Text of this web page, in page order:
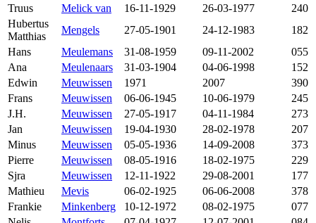
Truus
Melick van 16-11-1929 26-03-1977
240
Hubertus
Matthias
Mengels 27-05-1901 24-12-1983
182
Hans
Meulemans 31-08-1959 09-11-2002
055
Ana
Meulenaars 31-03-1904 04-06-1998
152
Edwin
Meuwissen 1971 2007
390
Frans
Meuwissen 06-06-1945 10-06-1979
245
J.H.
Meuwissen 27-05-1917 04-11-1984
273
Jan
Meuwissen 19-04-1930 28-02-1978
207
Minus
Meuwissen 05-05-1936 14-09-2008
373
Pierre
Meuwissen 08-05-1916 18-02-1975
229
Sjra
Meuwissen 12-11-1922 29-08-2001
177
Mathieu
Mevis 06-02-1925 06-06-2008
378
Frankie
Minkenberg 10-12-1972 08-02-1975
077